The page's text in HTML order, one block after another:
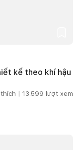
kế theo khí hậu
| 13.599 lượt xem